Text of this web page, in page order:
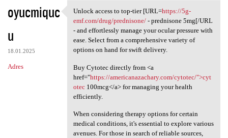
oyucmiquc
u
18.01.2025
Adres
Unlock access to top-tier
Unlock access to top-tier [URL=https://5g-
emf.com/drug/prednisone/- prednisone 5mg[/URL
- and effortlessly manage your ocular pressure with
ease. Select from a comprehensive variety of
options on hand for swift delivery.
Buy Cytotec directly from <a
href="https://americanazachary.com/cytotec/">cyt
otec100mcg</a> for managing your health
efficiently.
When considering therapy options for certain
medical conditions, it's essential to explore various
avenues. For those in search of reliable sources,